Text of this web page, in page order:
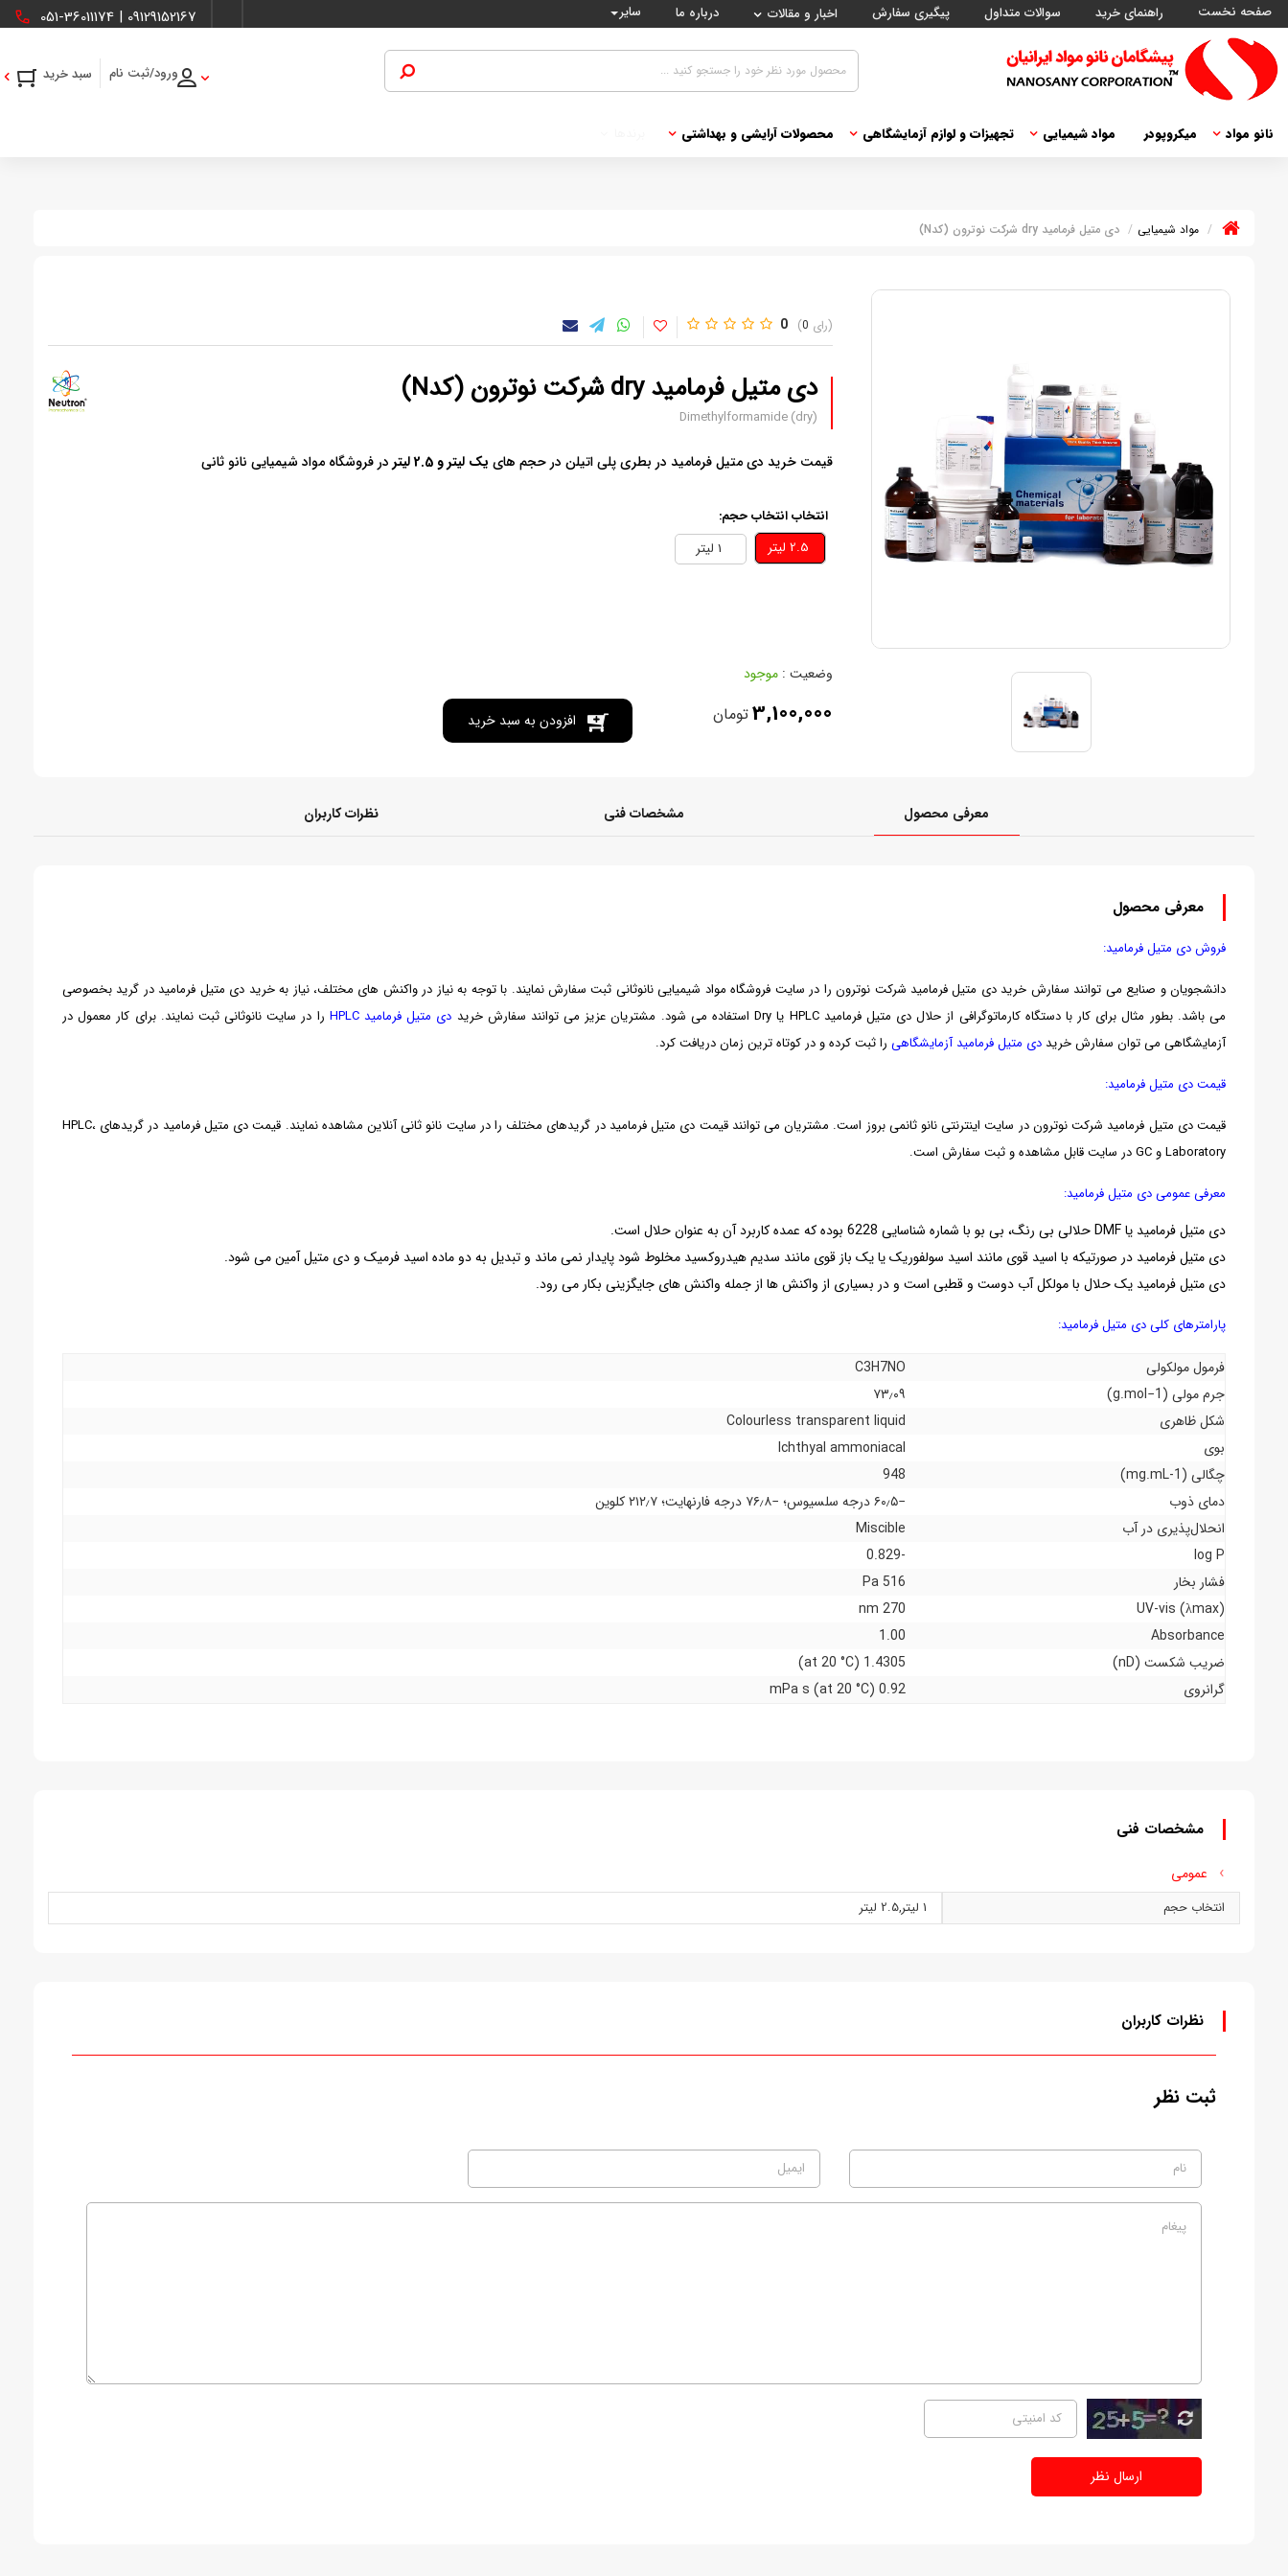
صفحه نخست راهنمای خرید سوالات متداول پیگیری سفارش اخبار و مقالات درباره ما سایر 09129152167
|
051-36011174
ورود/ثبت نام
نانو مواد میکروپودر مواد شیمیایی تجهیزات و لوازم آزمایشگاهی محصولات آرایشی و بهداشتی
مواد شیمیایی دی متیل فرمامید dry شرکت نوترون (کدN)
0 0
دی متیل فرمامید dry شرکت نوترون (کدN)
Dimethylformamide (dry)
قیمت خرید دی متیل فرمامید در بطری پلی اتیلن در حجم های یک لیتر و 2.5 لیتر در فروشگاه مواد شیمیایی نانو ثانی
انتخاب انتخاب حجم:
وضعیت : موجود
3,100,000تومان افزودن به سبد خرید
معرفی محصول مشخصات فنی نظرات کاربران
معرفی محصول
فروش دی متیل فرمامید:
دانشجویان و صنایع می توانند سفارش خرید دی متیل فرمامید شرکت نوترون را در سایت فروشگاه مواد شیمیایی نانوثانی ثبت سفارش نمایند. با توجه به نیاز در واکنش های مختلف، نیاز به خرید دی متیل فرمامید در گرید بخصوصی
می باشد. بطور مثال برای کار با دستگاه کارماتوگرافی از حلال دی متیل فرمامید HPLC یا Dry استفاده می شود. مشتریان عزیز می توانند سفارش خرید
دی متیل فرمامید HPLC
را در سایت نانوثانی ثبت نمایند. برای کار معمول در
آزمایشگاهی می توان سفارش خرید دی متیل فرمامید آزمایشگاهی را ثبت کرده و در کوتاه ترین زمان دریافت کرد.
قیمت دی متیل فرمامید:
قیمت دی متیل فرمامید شرکت نوترون در سایت اینترنتی نانو ثانمی بروز است. مشتریان می توانند قیمت دی متیل فرمامید در گریدهای مختلف را در سایت نانو ثانی آنلاین مشاهده نمایند. قیمت دی متیل فرمامید در گریدهای HPLC،
Laboratory و GC در سایت قابل مشاهده و ثبت سفارش است.
معرفی عمومی دی متیل فرمامید:
دی متیل فرمامید یا DMF حلالی بی رنگ، بی بو با شماره شناسایی 6228 بوده که عمده کاربرد آن به عنوان حلال است.
دی متیل فرمامید در صورتیکه با اسید قوی مانند اسید سولفوریک یا یک باز قوی مانند سدیم هیدروکسید مخلوط شود پایدار نمی ماند و تبدیل به دو ماده اسید فرمیک و دی متیل آمین می شود.
دی متیل فرمامید یک حلال با مولکل آب دوست و قطبی است و در بسیاری از واکنش ها از جمله واکنش های جایگزینی بکار می رود.
پارامترهای کلی دی متیل فرمامید:
فرمول مولکولی
C3H7NO
جرم مولی (g.mol−1)
۷۳٫۰۹
شکل ظاهری
Colourless transparent liquid
بوی
Ichthyal ammoniacal
چگالی (mg.mL-1)
948
دمای ذوب
−۶۰٫۵ درجه سلسیوس؛ −۷۶٫۸ درجه فارنهایت؛ ۲۱۲٫۷ کلوین
انحلال‌پذیری در آب
Miscible
log P
-0.829
فشار بخار
516 Pa
UV-vis (λmax)
270 nm
Absorbance
1.00
ضریب شکست (nD)
1.4305 (at 20 °C)
گرانروی
0.92 mPa s (at 20 °C)
مشخصات فنی
عمومی
انتخاب حجم 1 ليتر ,2.5 ليتر
نظرات کاربران
ثبت نظر
ارسال نظر